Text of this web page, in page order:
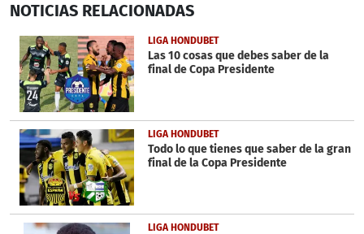
seconds
3
minutes,
33
seconds
NOTICIAS RELACIONADAS
LIGA HONDUBET
Las 10 cosas que debes saber de la
final de Copa Presidente
LIGA HONDUBET
Todo lo que tienes que saber de la gran
final de la Copa Presidente
LIGA HONDUBET